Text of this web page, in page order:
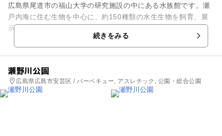
広島県尾道市の福山大学の研究施設の中にある水族館です。瀬
戸内海に住む生物を中心に、約150種類の水生生物を飼育、展
示しています。大小21基の水槽の中には、貯水量が150トンも
続きをみる
瀬野川公園
広島県広島市安芸区 / バーベキュー, アスレチック, 公園・総合公園